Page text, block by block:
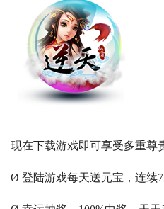
现在下载游戏即可享受多重尊
Ø 登陆游戏每天送元宝，连续7